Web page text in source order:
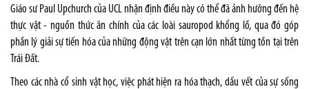
Giáo sư Paul Upchurch của UCL nhận định điều này có thể đã ảnh hưởng đến hệ
thực vật - nguồn thức ăn chính của các loài sauropod khổng lồ, qua đó góp
phần lý giải sự tiến hóa của những động vật trên cạn lớn nhất từng tồn tại trên
Trái Đất.
Theo các nhà cổ sinh vật học, việc phát hiện ra hóa thạch, dấu vết của sự sống